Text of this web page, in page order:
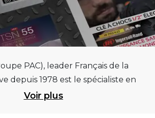
PAC), leader Français de la
depuis 1978 est le spécialiste en
pour garages et centres
Voir plus